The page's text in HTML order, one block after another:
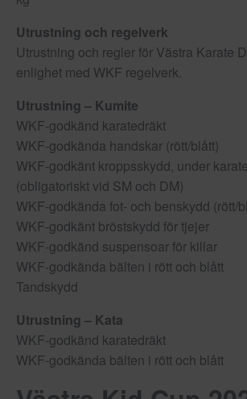
Utrustning och regelverk
Utrustning och regler för Västra Karate
enlighet med WKF regelverk.
Utrustning – Kumite
WKF-godkänd karatedräkt
WKF-godkända handskar (rött/blått)
WKF-godkänt kroppsskydd, under
(obligatoriskt vid SM och DM)
WKF-godkända fot- och benskydd (rött/
WKF-godkänt bröstskydd för tjejer
WKF-godkänd suspensoar för killar
WKF-godkända bälten i rött och blått
Tandskydd
Utrustning – Kata
WKF-godkänd karatedräkt
WKF-godkända bälten i rött och blått